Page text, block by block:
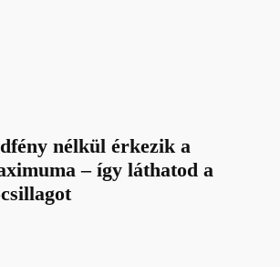
nélkül érkezik a
– így láthatod a